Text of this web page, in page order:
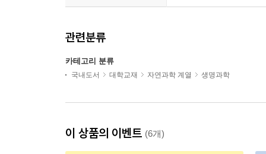
관련분류
카테고리 분류
국내도서 대학교재 자연과학 계열 생명과학
이 상품의 이벤트 (6개)